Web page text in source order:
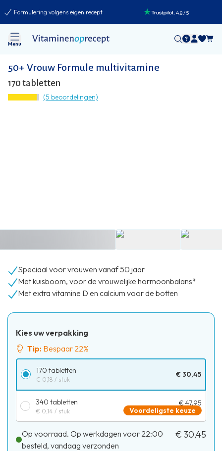
Formulering volgens eigen recept :4.8/5
Menu
50+ Vrouw Formule multivitamine
170 tabletten
(5 beoordelingen)
Speciaal voor vrouwen vanaf 50 jaar
Met kuisboom, voor de vrouwelijke hormoonbalans*
Met extra vitamine D en calcium voor de botten
Kies uw verpakking
Tip: Bespaar 22%
170 tabletten
€ 0,18 / stuk
€ 30,45
340 tabletten
€ 0,14 / stuk
€ 47,95
Voordeligste keuze
Op voorraad. Op werkdagen voor 22:00
besteld, vandaag verzonden
€ 30,45